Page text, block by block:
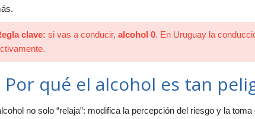
9.1. Medidas prácticas que funcionan
10. Checklist rápido antes de conducir
11. Resumen para el examen
clave: si vas a conducir, alcohol 0. En Uruguay la
Por qué el alcohol es tan
no solo “relaja”: modifica la percepción del riesgo y la